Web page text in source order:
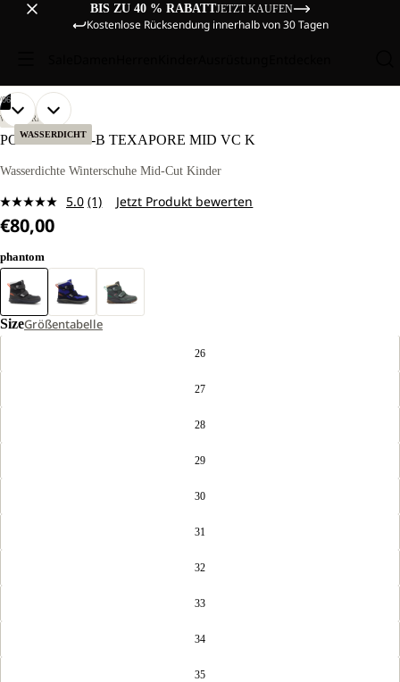
BIS ZU 40 % RABATTJETZT KAUFEN
Kostenlose Rücksendung innerhalb von 30 Tagen
WASSERDICHT
06
BILD
IM
ÖFFNEN
BILD
IM
ÖFFNEN
BILD
IM
ÖFFNEN
BILD
IM
ÖFFNEN
BILD
IM
ÖFFNEN
BILD
IM
ÖFFNEN
WANDERN
POLAR BEAR-B TEXAPORE MID VC K
Wasserdichte Winterschuhe Mid-Cut Kinder
5.0 Bewertung
derselben
Seite.
(1) Jetzt Produkt bewerten
€80,00
phantom
SizeGrößentabelle
26
27
28
29
30
31
32
33
34
35